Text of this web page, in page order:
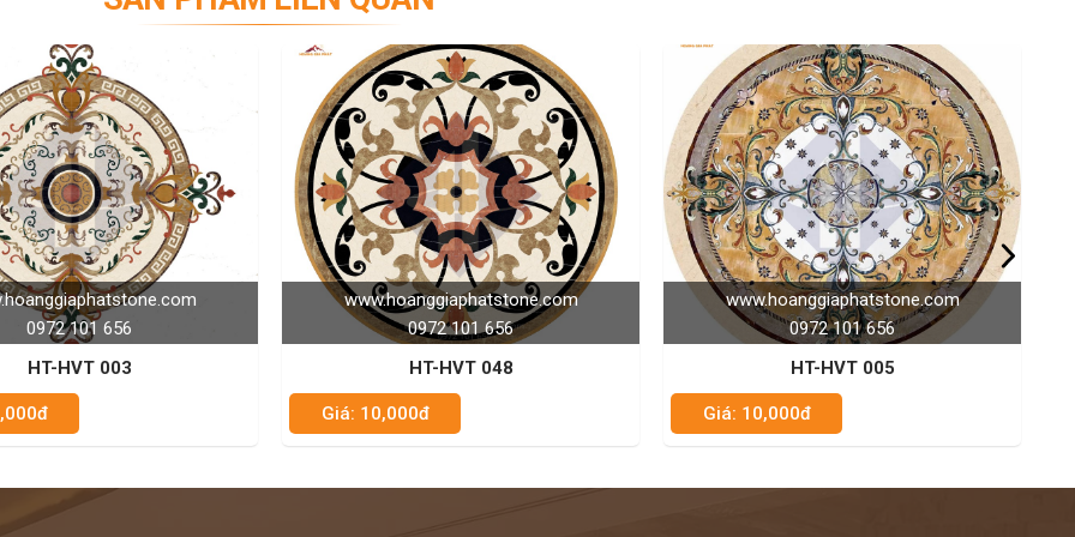
www.hoanggiaphatstone.com
www.hoanggiaphatstone.com
0972 101 656
0972 101 656